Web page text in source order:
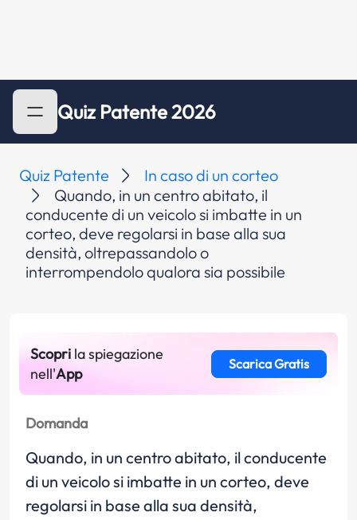
Quiz Patente 2026
Quiz Patente
In caso di un corteo
Quando, in un centro abitato, il
conducente di un veicolo si imbatte in un
corteo, deve regolarsi in base alla sua
densità, oltrepassandolo o
interrompendolo qualora sia possibile
Scopri la spiegazione
nell'App
Scarica Gratis
Domanda
Quando, in un centro abitato, il conducente
di un veicolo si imbatte in un corteo, deve
regolarsi in base alla sua densità,